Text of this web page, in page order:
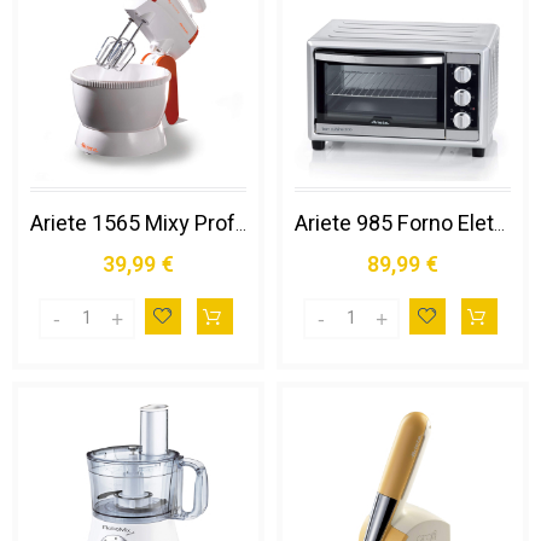
Ariete 1565 Mixy Professional - Sbattitore Elettrico con Ciotola Rotante - 5 Velocità - 2 Set di Fruste in Acciaio Inox - 2,4 L - 300 Watt - Arancione
39,99 €
Ariete 985 Forno Elettrico Ventilato 30 Litri - Bon Cuisine 300 - Doppio Vetro - Temperatura Max 230° - 1500 Watt - 6 Posizioni Cottura - Timer 60’
89,99 €